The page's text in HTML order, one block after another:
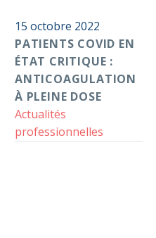
15 octobre 2022
PATIENTS COVID EN
ÉTAT CRITIQUE :
ANTICOAGULATION
À PLEINE DOSE
Actualités
professionnelles